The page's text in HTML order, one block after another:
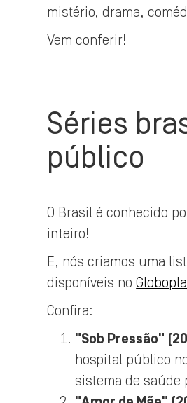
mistério, drama,
Vem conferir!
Séries
público
O Brasil é conhecido
inteiro!
E, nós criamos uma
disponíveis no
Confira:
"Sob Pressão"
hospital público
sistema de saúde